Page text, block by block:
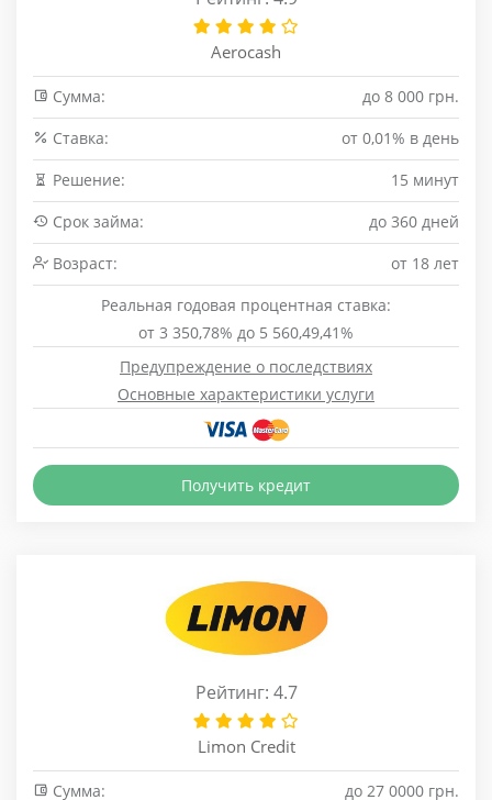
Aerocash
Сумма:
до 8 000 грн.
Cтавка:
от 0,01% в день
Решение:
15 минут
Срок займа:
до 360 дней
Возраст:
от 18 лет
Реальная годовая процентная ставка:
от 3 350,78% до 5 560,49,41%
Предупреждение о последствиях
Основные характеристики услуги
Получить кредит
Рейтинг: 4.7
Limon Credit
Сумма: до 27 0000 грн.